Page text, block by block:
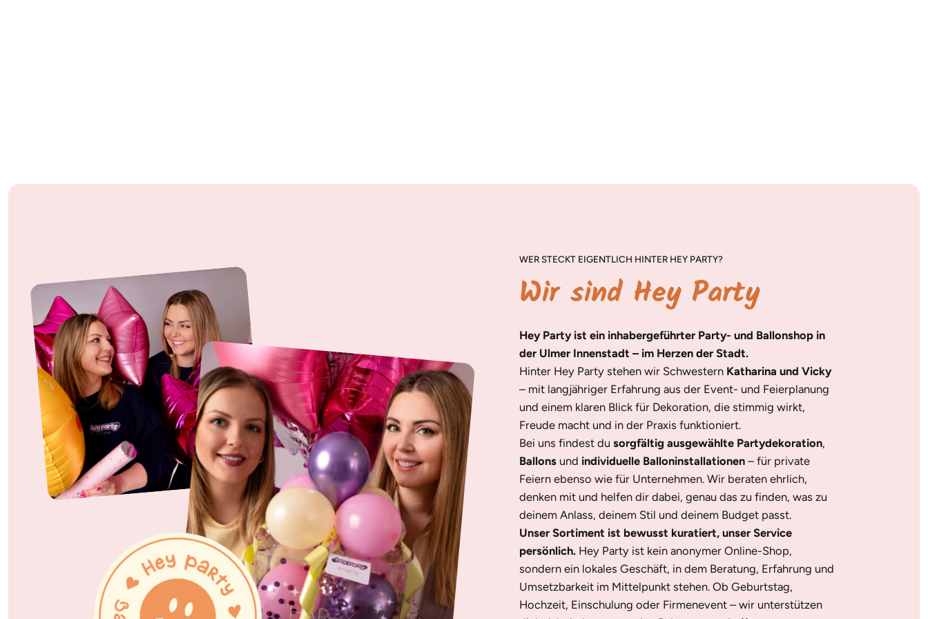
WER STECKT EIGENTLICH HINTER HEY PARTY?
Wir sind Hey Party
Hey Party ist ein inhabergeführter Party- und Ballonshop in
der Ulmer Innenstadt – im Herzen der Stadt.
Hinter Hey Party stehen wir Schwestern Katharina und Vicky
– mit langjähriger Erfahrung aus der Event- und Feierplanung
und einem klaren Blick für Dekoration, die stimmig wirkt,
Freude macht und in der Praxis funktioniert.
Bei uns findest du sorgfältig ausgewählte Partydekoration,
Ballons und individuelle Balloninstallationen – für private
Feiern ebenso wie für Unternehmen. Wir beraten ehrlich,
denken mit und helfen dir dabei, genau das zu finden, was zu
deinem Anlass, deinem Stil und deinem Budget passt.
Unser Sortiment ist bewusst kuratiert, unser Service
persönlich. Hey Party ist kein anonymer Online-Shop,
sondern ein lokales Geschäft, in dem Beratung, Erfahrung und
Umsetzbarkeit im Mittelpunkt stehen. Ob Geburtstag,
Hochzeit, Einschulung oder Firmenevent – wir unterstützen